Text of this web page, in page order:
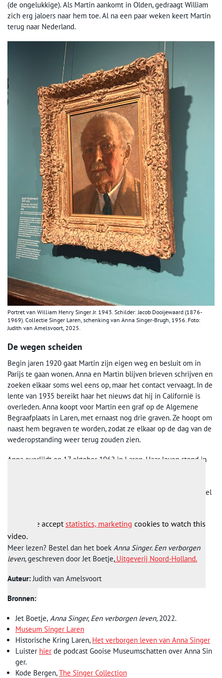
(de ongelukkige). Als Martin aankomt in Olden, gedraagt William
zich erg jaloers naar hem toe. Al na een paar weken keert Martin
terug naar Nederland.
Portret van William Henry Singer Jr. 1943. Schilder: Jacob Dooijewaard (1876-
1969). Collectie Singer Laren, schenking van Anna Singer-Brugh, 1956. Foto:
Judith van Amelsvoort, 2025.
De wegen scheiden
Begin jaren 1920 gaat Martin zijn eigen weg en besluit om in
Parijs te gaan wonen. Anna en Martin blijven brieven schrijven en
zoeken elkaar soms wel eens op, maar het contact vervaagt. In de
lente van 1935 bereikt haar het nieuws dat hij in Californië is
overleden. Anna koopt voor Martin een graf op de Algemene
Begraafplaats in Laren, met ernaast nog drie graven. Ze hoopt om
naast hem begraven te worden, zodat ze elkaar op de dag van de
wederopstanding weer terug zouden zien.
Anna overlijdt op 17 oktober 1962 in Laren. Haar leven stond in
Hagertown was, werd ze naast haar William bijgezet in een kapel
Please accept statistics, marketing cookies to watch this
video.
Meer lezen? Bestel dan het boek Anna Singer. Een verborgen
leven, geschreven door Jet Boetje,Uitgeverij Noord-Holland.
Auteur: Judith van Amelsvoort
Bronnen:
Jet Boetje, Anna Singer, Een verborgen leven, 2022.
Museum Singer Laren
Historische Kring Laren, Het verborgen leven van Anna Singer
Luister hier de podcast Gooise Museumschatten over Anna Sin
ger.
Kode Bergen,The Singer Collection